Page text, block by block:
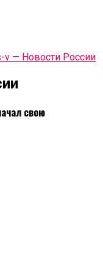
свою